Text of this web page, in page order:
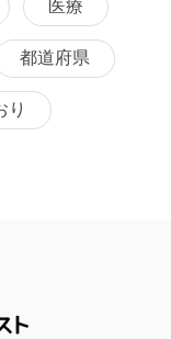
医療
都道府県
り